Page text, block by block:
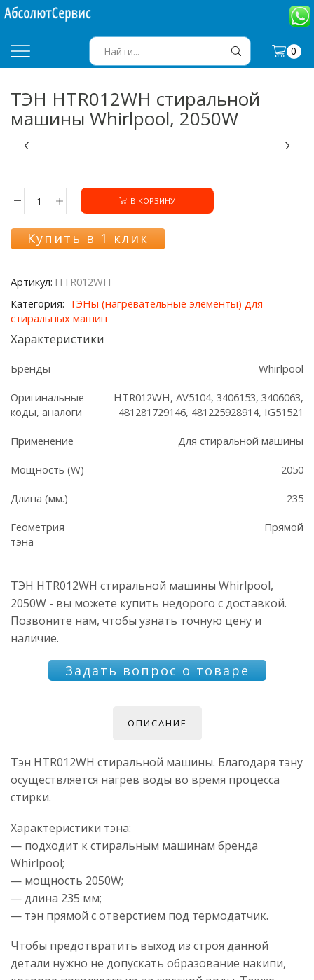
INPUT
0
ТЭН HTR012WH стиральной
машины Whirlpool, 2050W
Количество
ТЭН
HTR012WH
Whirlpool,
В КОРЗИНУ
Купить в 1 клик
Артикул: HTR012WH
Категория: ТЭНы (нагревательные элементы) для
стиральных машин
Характеристики
Бренды Whirlpool
Оригинальные
коды, аналоги
HTR012WH, AV5104, 3406153, 3406063,
481281729146, 481225928914, IG51521
Применение Для стиральной машины
Мощность (W) 2050
Длина (мм.) 235
Геометрия
тэна
Прямой
ТЭН HTR012WH стиральной машины Whirlpool,
2050W - вы можете купить недорого с доставкой.
Позвоните нам, чтобы узнать точную цену и
наличие.
Задать вопрос о товаре
ОПИСАНИЕ
Тэн HTR012WH стиральной машины. Благодаря тэну
осуществляется нагрев воды во время процесса
стирки.
Характеристики тэна:
— подходит к стиральным машинам бренда
Whirlpool;
— мощность 2050W;
— длина 235 мм;
— тэн прямой с отверстием под термодатчик.
Чтобы предотвратить выход из строя данной
детали нужно не допускать образование накипи,